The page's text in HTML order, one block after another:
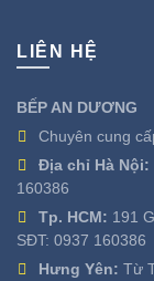
LIÊN HỆ
BẾP AN DƯƠNG
Chuyên cung
Địa chỉ Hà Nội:
160386
Tp. HCM: 191
SĐT: 0937 160386
Hưng Yên: Từ